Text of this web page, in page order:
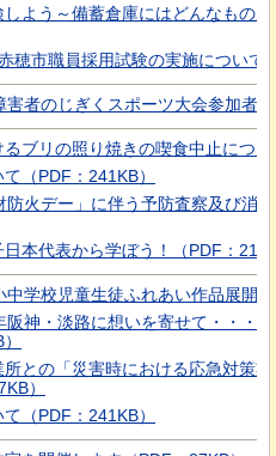
よう～備蓄倉庫にはどんなもの
穂市職員採用試験の実施について
害者のじぎくスポーツ大会参加者
ブリの照り焼きの喫食中止につ
（PDF：241KB）
防火デー」に伴う予防査察及び消
日本代表から学ぼう！（PDF：
中学校児童生徒ふれあい作品展開
阪神・淡路に想いを寄せて・・・
との「災害時における応急対策
）
（PDF：241KB）